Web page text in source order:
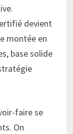
devient
montée en
base solide
faire se
On